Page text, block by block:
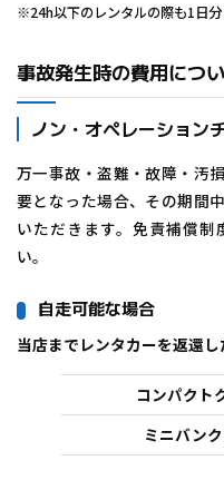
※24h以下のレンタルの際も1日分
事故発生時の費用につ
ノン・オペレーション
万一事故・盗難・故障・汚
要となった場合、その期間
いただきます。免責補償
い。
自走可能な場合
当店までレンタカーを返還し
コンパクト
ミニバン